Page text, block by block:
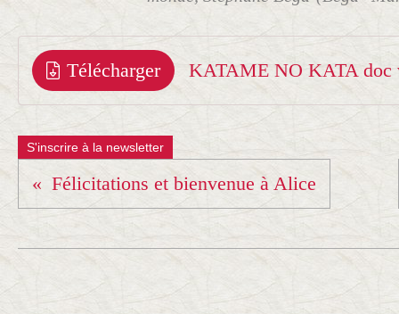
Télécharger KATAME NO KATA doc
S'inscrire à la newsletter
Félicitations et bienvenue à Alice